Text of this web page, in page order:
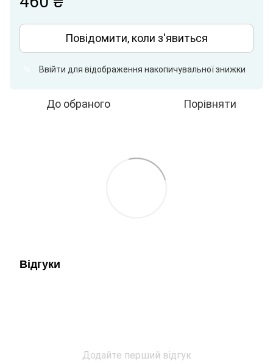
Повідомити, коли з'явиться
Ввійти для відображення накопичувальної знижки
До обраного Порівняти
Відгуки
Додайте перший відгук